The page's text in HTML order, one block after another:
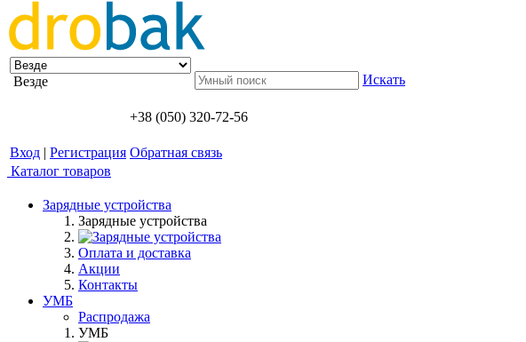
Везде Искать
+38 (050) 320-72-56
Вход | Регистрация Обратная связь
Каталог товаров
Зарядные устройства
Зарядные устройства
Оплата и доставка
Акции
Контакты
УМБ
Распродажа
УМБ